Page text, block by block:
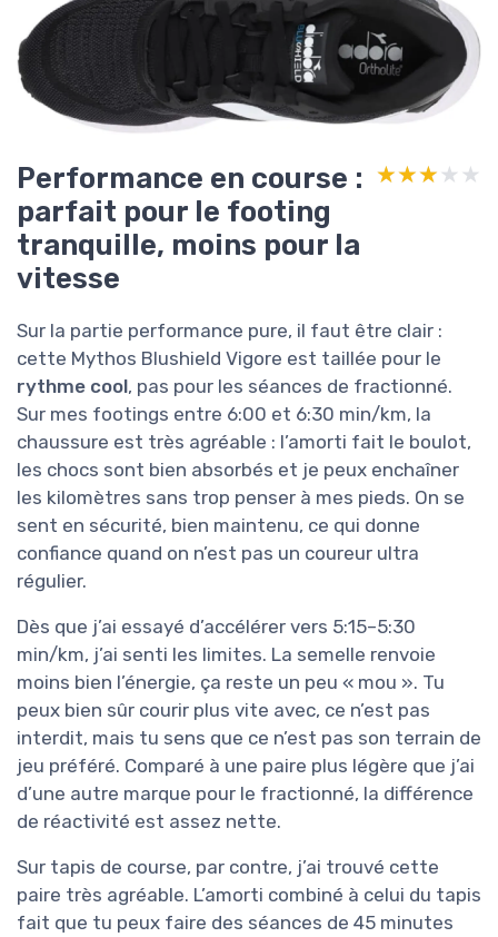
Performance en course :
parfait pour le footing
tranquille, moins pour la
vitesse
★★★★★
★★★★★
Sur la partie performance pure, il faut être clair :
cette Mythos Blushield Vigore est taillée pour le
rythme cool, pas pour les séances de fractionné.
Sur mes footings entre 6:00 et 6:30 min/km, la
chaussure est très agréable : l’amorti fait le boulot,
les chocs sont bien absorbés et je peux enchaîner
les kilomètres sans trop penser à mes pieds. On se
sent en sécurité, bien maintenu, ce qui donne
confiance quand on n’est pas un coureur ultra
régulier.
Dès que j’ai essayé d’accélérer vers 5:15–5:30
min/km, j’ai senti les limites. La semelle renvoie
moins bien l’énergie, ça reste un peu « mou ». Tu
peux bien sûr courir plus vite avec, ce n’est pas
interdit, mais tu sens que ce n’est pas son terrain de
jeu préféré. Comparé à une paire plus légère que j’ai
d’une autre marque pour le fractionné, la différence
de réactivité est assez nette.
Sur tapis de course, par contre, j’ai trouvé cette
paire très agréable. L’amorti combiné à celui du tapis
fait que tu peux faire des séances de 45 minutes